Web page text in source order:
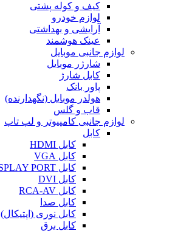
کیف و کوله پشتی
لوازم خودرو
آرایشی و بهداشتی
عینک هوشمند
لوازم جانبی موبایل
شارژر موبایل
کابل شارژ
پاور بانک
هولدر موبایل (نگهدارنده)
قاب و گلس
لوازم جانبی کامپیوتر و لپ تاپ
کابل
کابل HDMI
کابل VGA
کابل DISPLAY PORT
کابل DVI
کابل RCA-AV
کابل صدا
کابل نوری (اپتیکال)
کابل برق